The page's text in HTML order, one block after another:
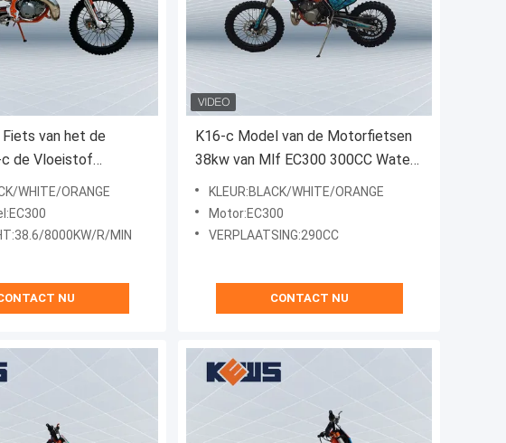
van het de
de Vloeistof
Vuil van de
WHITE/ORANGE
8000KW/R/MIN
NU
K16-c Model van de Motorfietsen
38kw van Mlf EC300 300CC Water
Gekoelde de Hoge
Machtsmotorfietsen
KLEUR:BLACK/WHITE/ORANGE
Motor:EC300
VERPLAATSING:290CC
CONTACT NU